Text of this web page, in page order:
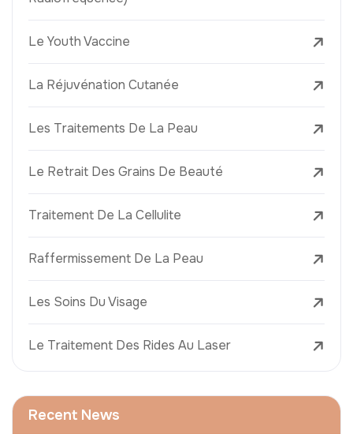
Le Youth Vaccine
La Réjuvénation Cutanée
Les Traitements De La Peau
Le Retrait Des Grains De Beauté
Traitement De La Cellulite
Raffermissement De La Peau
Les Soins Du Visage
Le Traitement Des Rides Au Laser
Recent News